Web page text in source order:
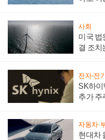
사회
미국 법
결 조치
전자·전
SK하이
추가 주
자동차·
현대차